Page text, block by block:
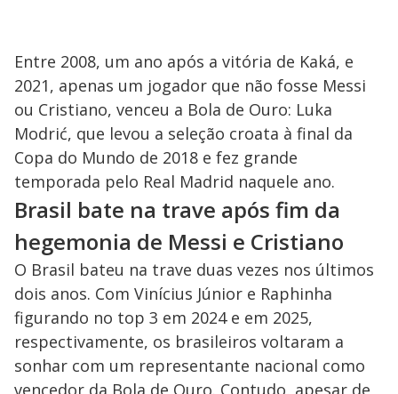
Entre 2008, um ano após a vitória de Kaká, e
2021, apenas um jogador que não fosse Messi
ou Cristiano, venceu a Bola de Ouro: Luka
Modrić, que levou a seleção croata à final da
Copa do Mundo de 2018 e fez grande
temporada pelo Real Madrid naquele ano.
Brasil bate na trave após fim da
hegemonia de Messi e Cristiano
O Brasil bateu na trave duas vezes nos últimos
dois anos. Com Vinícius Júnior e Raphinha
figurando no top 3 em 2024 e em 2025,
respectivamente, os brasileiros voltaram a
sonhar com um representante nacional como